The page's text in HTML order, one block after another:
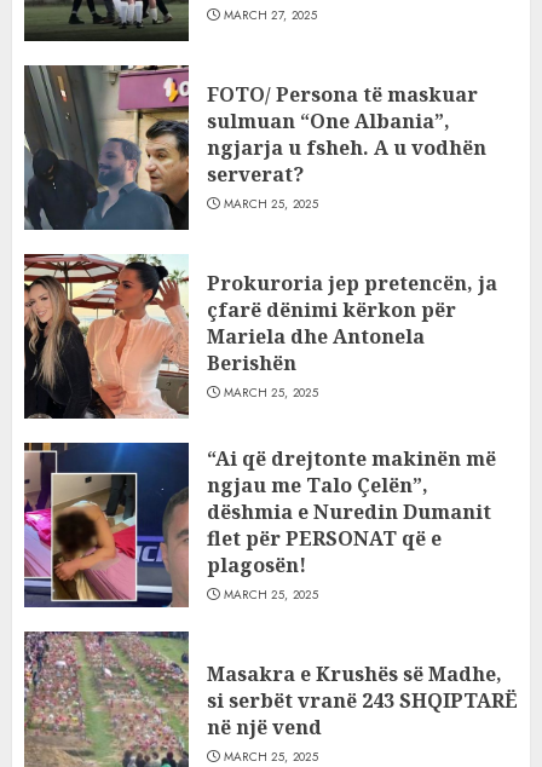
MARCH 27, 2025
FOTO/ Persona të maskuar
sulmuan “One Albania”,
ngjarja u fsheh. A u vodhën
serverat?
MARCH 25, 2025
Prokuroria jep pretencën, ja
çfarë dënimi kërkon për
Mariela dhe Antonela
Berishën
MARCH 25, 2025
“Ai që drejtonte makinën më
ngjau me Talo Çelën”,
dëshmia e Nuredin Dumanit
flet për PERSONAT që e
plagosën!
MARCH 25, 2025
Masakra e Krushës së Madhe,
si serbët vranë 243 SHQIPTARË
në një vend
MARCH 25, 2025